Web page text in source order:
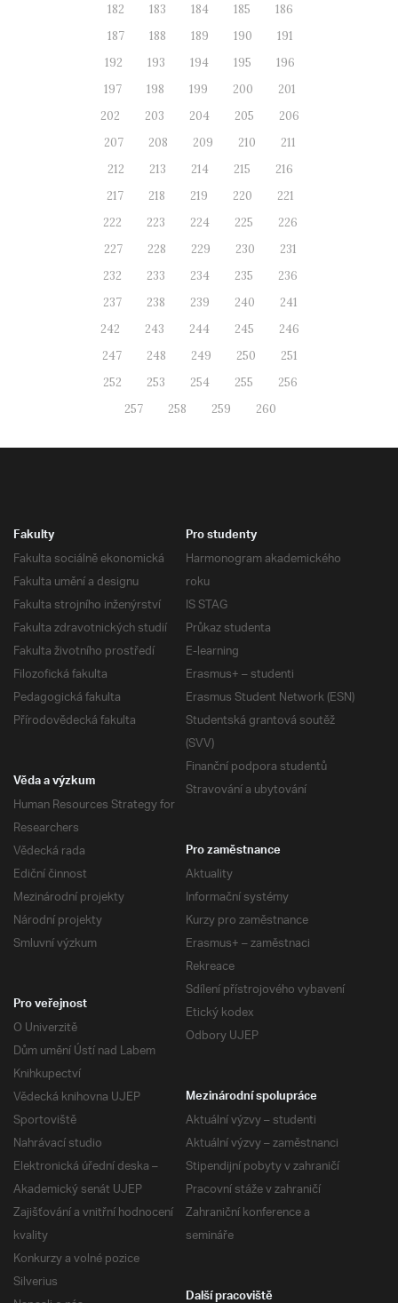
182
183 184 185
186
187
188 189 190
191
192
193 194 195
196
197
198 199 200
201
202
203 204 205
206
207
208 209 210
211
212
213 214 215
216
217
218 219 220
221
222
223 224 225
226
227
228 229 230
231
232
233 234 235
236
237
238 239 240
241
242
243 244 245
246
247
248 249 250
251
252
253 254 255
256
257
258 259 260
Fakulty
Fakulta sociálně ekonomická
Fakulta umění a designu
Fakulta strojního inženýrství
Fakulta zdravotnických studií
Fakulta životního prostředí
Filozofická fakulta
Pedagogická fakulta
Přírodovědecká fakulta
Pro studenty
Harmonogram akademického
roku
IS STAG
Průkaz studenta
E-learning
Erasmus+ – studenti
Erasmus Student Network (ESN)
Studentská grantová soutěž
(SVV)
Finanční podpora studentů
Stravování a ubytování
Věda a výzkum
Human Resources Strategy for
Researchers
Vědecká rada
Ediční činnost
Mezinárodní projekty
Národní projekty
Smluvní výzkum
Pro zaměstnance
Aktuality
Informační systémy
Kurzy pro zaměstnance
Erasmus+ – zaměstnaci
Rekreace
Sdílení přístrojového vybavení
Etický kodex
Odbory UJEP
Pro veřejnost
O Univerzitě
Dům umění Ústí nad Labem
Knihkupectví
Vědecká knihovna UJEP
Sportoviště
Nahrávací studio
Elektronická úřední deska –
Akademický senát UJEP
Zajišťování a vnitřní hodnocení
kvality
Konkurzy a volné pozice
Silverius
Mezinárodní spolupráce
Aktuální výzvy – studenti
Aktuální výzvy – zaměstnanci
Stipendijní pobyty v zahraničí
Pracovní stáže v zahraničí
Zahraniční konference a
semináře
Další pracoviště